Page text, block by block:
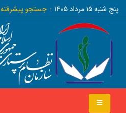
پنج شنبه ١٥ مرداد ١٤٠٥ جستجو پیشرفته